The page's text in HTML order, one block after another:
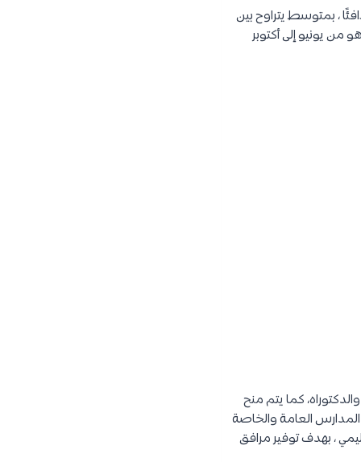
، بمتوسط ​​يتراوح بين
من يونيو إلى أكتوبر
كما يتم منح
المدارس العامة والخاصة
، بهدف توفير مرافق